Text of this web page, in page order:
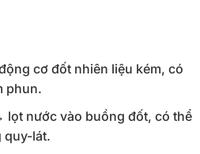
cơ đốt nhiên liệu kém, có
phun.
lọt nước vào buồng đốt, có thể
quy-lát.